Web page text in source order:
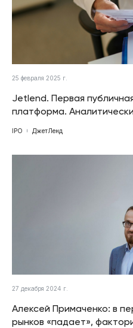
25 февраля 2025 г.
Jetlend. Первая
платформа.
IPO ДжетЛенд
27 декабря 2024 г.
Алексей Примаченко: в
рынков «падает»,